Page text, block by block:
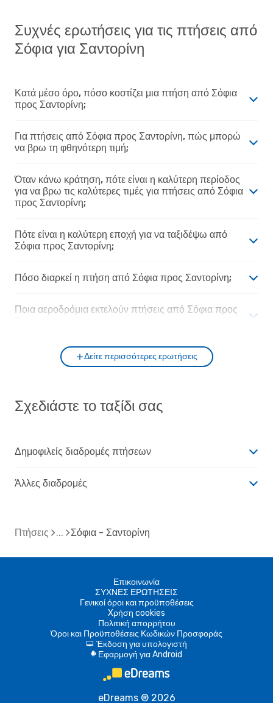
Συχνές ερωτήσεις για τις πτήσεις από
Σόφια για Σαντορίνη
Κατά μέσο όρο, πόσο κοστίζει μια πτήση από Σόφια
προς Σαντορίνη;
Για πτήσεις από Σόφια προς Σαντορίνη, πώς μπορώ
να βρω τη φθηνότερη τιμή;
Όταν κάνω κράτηση, πότε είναι η καλύτερη περίοδος
για να βρω τις καλύτερες τιμές για πτήσεις από Σόφια
προς Σαντορίνη;
Πότε είναι η καλύτερη εποχή για να ταξιδέψω από
Σόφια προς Σαντορίνη;
Πόσο διαρκεί η πτήση από Σόφια προς Σαντορίνη;
Ποια αεροδρόμια εκτελούν πτήσεις από Σόφια προς
Δείτε περισσότερες ερωτήσεις
Σχεδιάστε το ταξίδι σας
Δημοφιλείς διαδρομές πτήσεων
Άλλες διαδρομές
Πτήσεις Σόφια - Σαντορίνη
Επικοινωνία
ΣΥΧΝΕΣ ΕΡΩΤΗΣΕΙΣ
Γενικοί όροι και προϋποθέσεις
Xρήση cookies
Πολιτική απορρήτου
Όροι και Προϋποθέσεις Κωδικών Προσφοράς
d Έκδοση για υπολογιστή
A Εφαρμογή για Android
eDreams ® 2026